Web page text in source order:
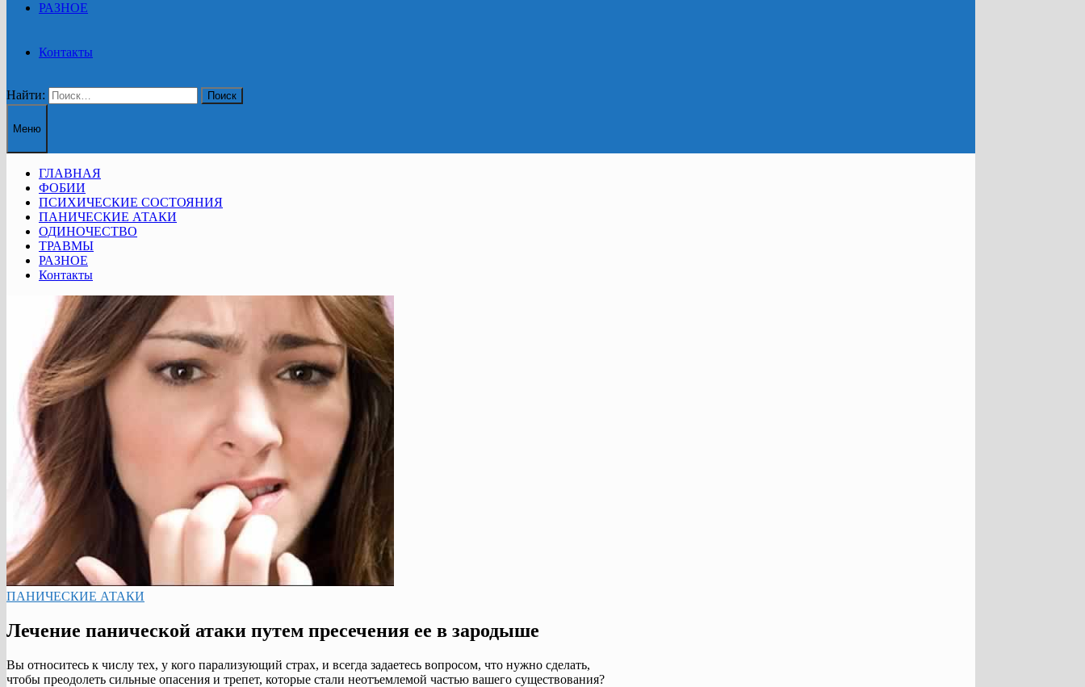
РАЗНОЕ
Контакты
Найти:
Меню
ГЛАВНАЯ
ФОБИИ
ПСИХИЧЕСКИЕ СОСТОЯНИЯ
ПАНИЧЕСКИЕ АТАКИ
ОДИНОЧЕСТВО
ТРАВМЫ
РАЗНОЕ
Контакты
ПАНИЧЕСКИЕ АТАКИ
Лечение панической атаки путем пресечения ее в зародыше
Вы относитесь к числу тех, у кого парализующий страх, и всегда задаетесь вопросом, что нужно сделать,
чтобы преодолеть сильные опасения и трепет, которые стали неотъемлемой частью вашего существования?